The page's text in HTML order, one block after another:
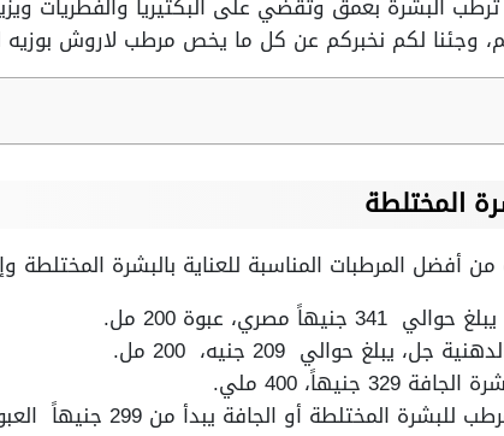
وجئنا لكم نخبركم عن كل ما يخص مرطب لاروش بوزيه
المختلطة
أفضل المرطبات المناسبة للعناية بالبشرة
عبوة 200 مل.
حوالي 209 جنيه، 200 مل.
400 ملي.
أو الجافة يبدأ من 299 جنيهاً العبوة بها 400 مل.